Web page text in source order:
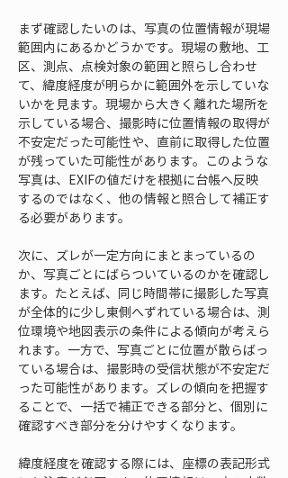
まず確認したいのは、写真の位置情報が現場
範囲内にあるかどうかです。現場の敷地、工
区、測点、点検対象の範囲と照らし合わせ
て、緯度経度が明らかに範囲外を示していな
いかを見ます。現場から大きく離れた場所を
示している場合、撮影時に位置情報の取得が
不安定だった可能性や、直前に取得した位置
が残っていた可能性があります。このような
写真は、EXIFの値だけを根拠に台帳へ反映
するのではなく、他の情報と照合して補正す
る必要があります。
次に、ズレが一定方向にまとまっているの
か、写真ごとにばらついているのかを確認し
ます。たとえば、同じ時間帯に撮影した写真
が全体的に少し東側へずれている場合は、測
位環境や地図表示の条件による傾向が考えら
れます。一方で、写真ごとに位置が散らばっ
ている場合は、撮影時の受信状態が不安定だ
った可能性があります。ズレの傾向を把握す
ることで、一括で補正できる部分と、個別に
確認すべき部分を分けやすくなります。
緯度経度を確認する際には、座標の表記形式